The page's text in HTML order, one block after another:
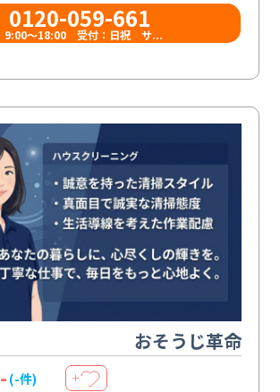
0120-059-661
9:00〜18:00 受付：日祝 サ...
おそうじ革命
- (-件) ＋